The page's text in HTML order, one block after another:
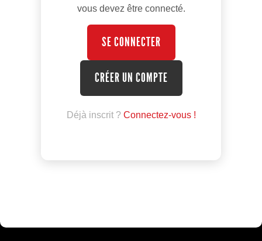
vous devez être connecté.
SE CONNECTER
CRÉER UN COMPTE
Déjà inscrit ? Connectez-vous !